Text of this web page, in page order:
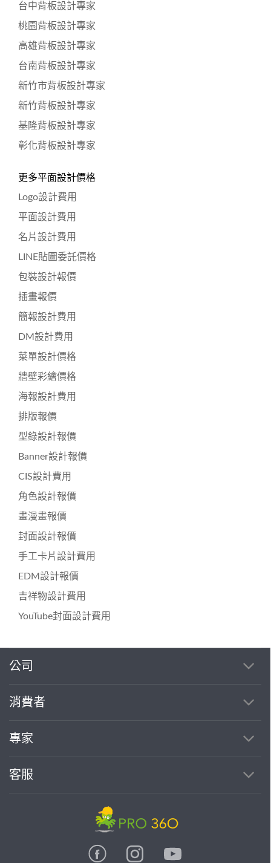
台中背板設計專家
桃園背板設計專家
高雄背板設計專家
台南背板設計專家
新竹市背板設計專家
新竹背板設計專家
基隆背板設計專家
彰化背板設計專家
更多平面設計價格
Logo設計費用
平面設計費用
名片設計費用
LINE貼圖委託價格
包裝設計報價
插畫報價
簡報設計費用
DM設計費用
菜單設計價格
牆壁彩繪價格
海報設計費用
排版報價
型錄設計報價
Banner設計報價
CIS設計費用
角色設計報價
畫漫畫報價
封面設計報價
手工卡片設計費用
EDM設計報價
吉祥物設計費用
YouTube封面設計費用
公司
消費者
專家
客服